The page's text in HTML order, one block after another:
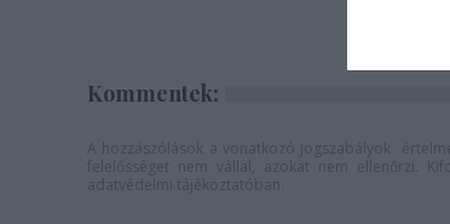
Kommentek: